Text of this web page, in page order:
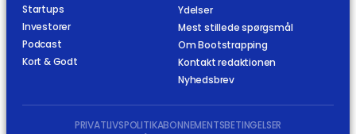
Startups
Investorer
Podcast
Kort & Godt
Ydelser
Mest stillede spørgsmål
Om Bootstrapping
Kontakt redaktionen
Nyhedsbrev
PRIVATLIVSPOLITIKABONNEMENTSBETINGELSER